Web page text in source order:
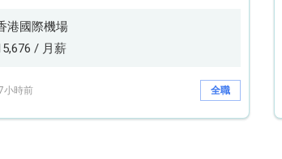
港國際機場
/ 月薪
小時前 全職